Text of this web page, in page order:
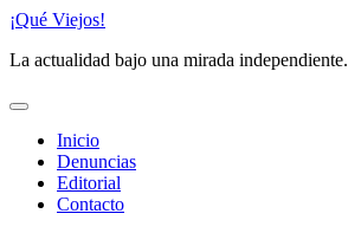
Saltar
contenido
¡Qué Viejos!
La actualidad bajo una mirada independiente.
Inicio
Denuncias
Editorial
Contacto